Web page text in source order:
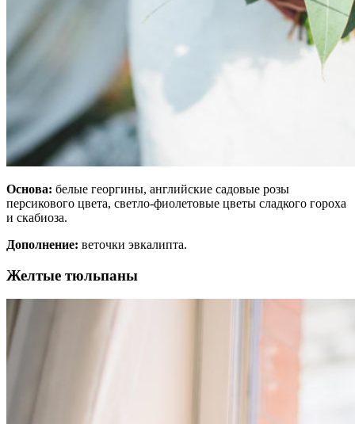
Основа: белые георгины, английские садовые розы
персикового цвета, светло-фиолетовые цветы сладкого гороха
и скабиоза.
Дополнение: веточки эвкалипта.
Желтые тюльпаны